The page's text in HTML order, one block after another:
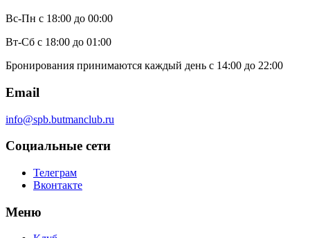
Вс-Пн с 18:00 до 00:00
Вт-Сб с 18:00 до 01:00
Бронирования принимаются каждый день с 14:00 до 22:00
Email
info@spb.butmanclub.ru
Социальные сети
Телеграм
Вконтакте
Меню